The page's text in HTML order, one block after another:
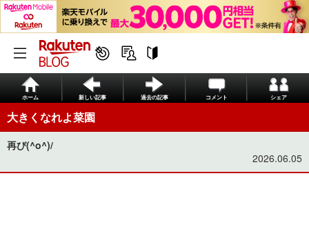
ホーム 新しい記事 過去の記事 コメント シェア
大きくなれよ菜園
再び(^o^)/
2026.06.05